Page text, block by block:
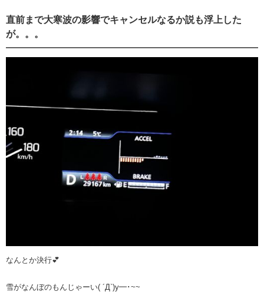
直前まで大寒波の影響でキャンセルなるか説も浮上した
が。。。
なんとか決行💕
雪がなんぼのもんじゃーい( ´Д`)y━･~~